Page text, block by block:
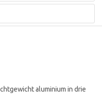
aluminium in drie